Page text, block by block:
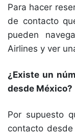
Para hacer
de contacto
pueden
Airlines y ver
¿Existe un
desde México?
Por supuesto
contacto